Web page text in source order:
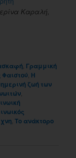
Καραλή,
Γραμμική
Φαιστού Η
ζωή των
,Το ανάκτορο